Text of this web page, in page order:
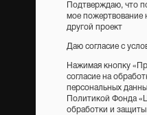
Подтверждаю, что
мое пожертвование
другой проект
Даю согласие с
Нажимая кнопку
согласие на
персональных
Политикой Фонда
обработки и